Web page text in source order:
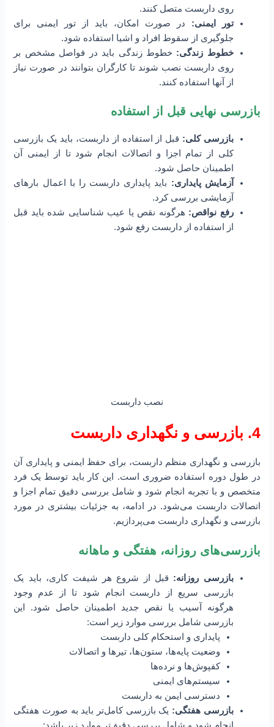
روی داربست متصل کنند.
تور ایمنی: در صورت امکان، باید از تور ایمنی برای
جلوگیری از سقوط افراد و اشیا استفاده شود.
خطوط زندگی: خطوط زندگی باید در فواصل مشخص بر
روی داربست نصب شوند تا کارگران بتوانند در صورت نیاز
از آنها استفاده کنند.
بازرسی نهایی قبل از استفاده
بازرسی کلی: قبل از استفاده از داربست، باید یک بازرسی
کلی از تمام اجزا و اتصالات انجام شود تا از ایمنی آن
اطمینان حاصل شود.
آزمایش پایداری: باید پایداری داربست را با اعمال بارهای
آزمایشی بررسی کرد.
رفع نواقص: هرگونه نقص یا عیب شناسایی شده باید قبل
از استفاده از داربست رفع شود.
نصب داربست
4. بازرسی و نگهداری داربست
بازرسی و نگهداری منظم داربست، برای حفظ ایمنی و پایداری آن
در طول دوره استفاده ضروری است. این کار باید توسط یک فرد
متخصص و با تجربه انجام شود و شامل بررسی دقیق تمام اجزا و
اتصالات داربست می‌شود. در ادامه، به جزئیات بیشتری در مورد
بازرسی و نگهداری داربست می‌پردازیم.
بازرسی‌های روزانه، هفتگی و ماهانه
بازرسی روزانه: قبل از شروع هر شیفت کاری، باید یک
بازرسی سریع از داربست انجام شود تا از عدم وجود
هرگونه آسیب یا نقص جدید اطمینان حاصل شود. این
بازرسی شامل بررسی موارد زیر است:
پایداری و استحکام کلی داربست
وضعیت پایه‌ها، ستون‌ها، تیرها و اتصالات
کفپوش‌ها و نرده‌ها
سیستم‌های ایمنی
دسترسی ایمن به داربست
بازرسی هفتگی: یک بازرسی کامل‌تر باید به صورت هفتگی